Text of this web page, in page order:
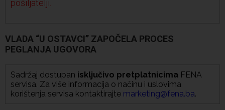
pošiljatelji.
VLADA “U OSTAVCI” ZAPOČELA PROCES
PEGLANJA UGOVORA
Sadržaj dostupan isključivo pretplatnicima FENA
servisa. Za više informacija o načinu i uslovima
korištenja servisa kontaktirajte marketing@fena.ba.